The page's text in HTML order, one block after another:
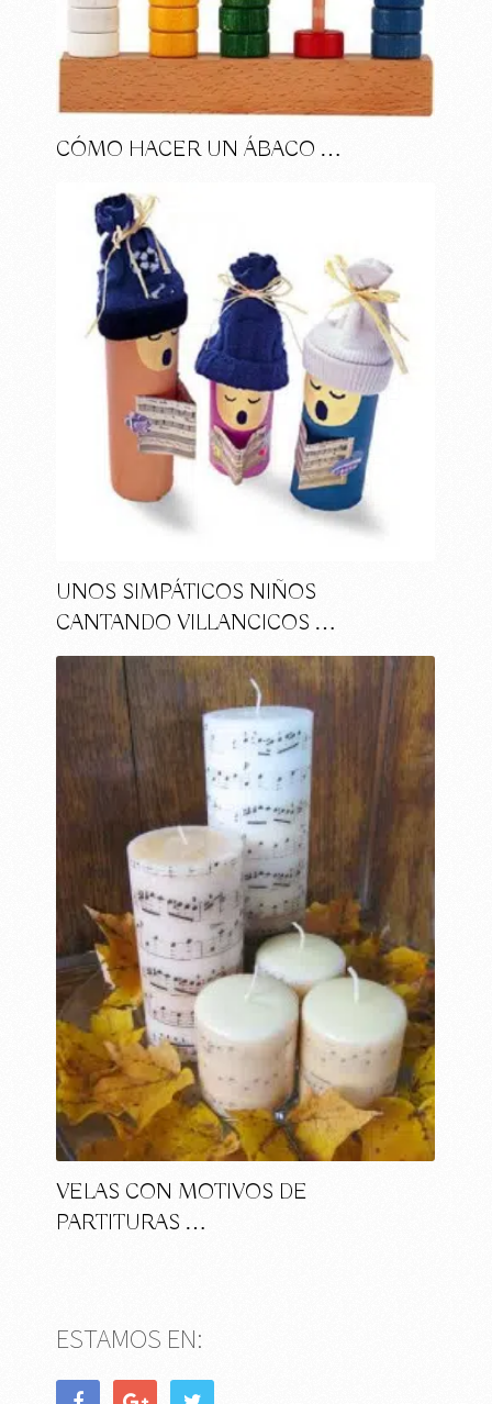
CÓMO HACER UN ÁBACO …
UNOS SIMPÁTICOS NIÑOS
CANTANDO VILLANCICOS …
VELAS CON MOTIVOS DE
PARTITURAS …
ESTAMOS EN: